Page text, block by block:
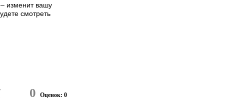
изменит вашу
смотреть
0 Оценок: 0